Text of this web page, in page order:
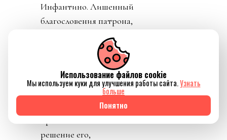
Инфантино. Лишенный
благословения патрона,
скукожившийся до
размеров Волдеморта,
Джанни, скуля, начал
репостить копирующие
текст друг друга посты
решение его,
Использование файлов cookie
Мы используем куки для улучшения работы сайта.Узнать
больше
Понятно